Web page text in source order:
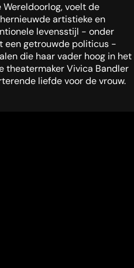
Wereldoorlog, voelt de
artistieke en
levensstijl - onder
een getrouwde politicus -
die haar vader hoog in het
theatermaker Vivica Bandler
liefde voor de vrouw.